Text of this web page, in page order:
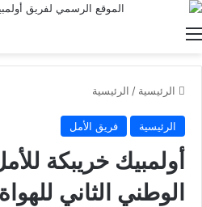
القائمة
الرئيسية / الرئيسية
الرئيسية فريق الأمل
أولمبيك خريبكة
الوطني الثاني للهواة